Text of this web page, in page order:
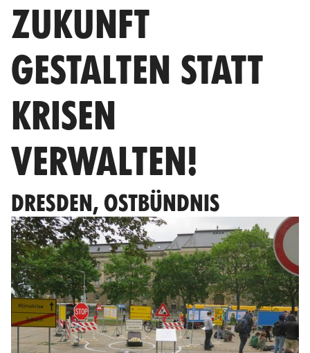
ZUKUNFT
GESTALTEN STATT
KRISEN
VERWALTEN!
DRESDEN, OSTBÜNDNIS